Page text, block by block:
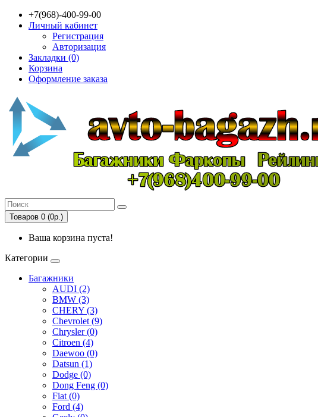
+7(968)-400-99-00
Личный кабинет
Регистрация
Авторизация
Закладки (0)
Корзина
Оформление заказа
Товаров 0 (0р.)
Ваша корзина пуста!
Категории
Багажники
AUDI (2)
BMW (3)
CHERY (3)
Chevrolet (9)
Chrysler (0)
Citroen (4)
Daewoo (0)
Datsun (1)
Dodge (0)
Dong Feng (0)
Fiat (0)
Ford (4)